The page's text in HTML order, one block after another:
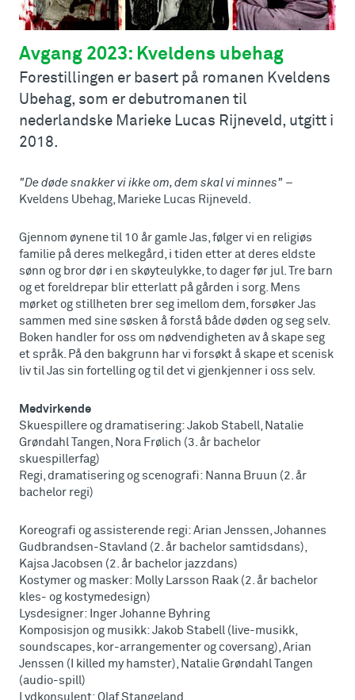
Avgang 2023: Kveldens ubehag
Forestillingen er basert på romanen Kveldens
Ubehag, som er debutromanen til
nederlandske Marieke Lucas Rijneveld, utgitt i
2018.
"De døde snakker vi ikke om, dem skal vi minnes" –
Kveldens Ubehag, Marieke Lucas Rijneveld.
Gjennom øynene til 10 år gamle Jas, følger vi en religiøs
familie på deres melkegård, i tiden etter at deres eldste
sønn og bror dør i en skøyteulykke, to dager før jul. Tre barn
og et foreldrepar blir etterlatt på gården i sorg. Mens
mørket og stillheten brer seg imellom dem, forsøker Jas
sammen med sine søsken å forstå både døden og seg selv.
Boken handler for oss om nødvendigheten av å skape seg
et språk. På den bakgrunn har vi forsøkt å skape et scenisk
liv til Jas sin fortelling og til det vi gjenkjenner i oss selv.
Medvirkende
Skuespillere og dramatisering: Jakob Stabell, Natalie
Grøndahl Tangen, Nora Frølich (3. år bachelor
skuespillerfag)
Regi, dramatisering og scenografi: Nanna Bruun (2. år
bachelor regi)
Koreografi og assisterende regi: Arian Jenssen, Johannes
Gudbrandsen-Stavland (2. år bachelor samtidsdans),
Kajsa Jacobsen (2. år bachelor jazzdans)
Kostymer og masker: Molly Larsson Raak (2. år bachelor
kles- og kostymedesign)
Lysdesigner: Inger Johanne Byhring
Komposisjon og musikk: Jakob Stabell (live-musikk,
soundscapes, kor-arrangementer og coversang), Arian
Jenssen (I killed my hamster), Natalie Grøndahl Tangen
(audio-spill)
Lydkonsulent: Olaf Stangeland